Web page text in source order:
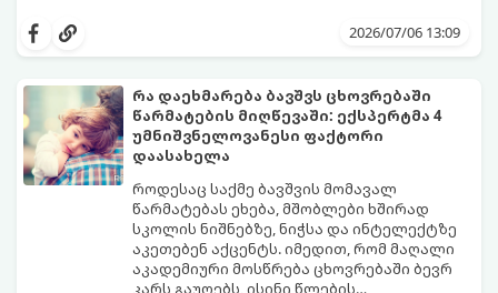
ტკენა, ოჯახის წევრებისთვის
გადაჭარბებული მოთხოვნები
-დანაშაულის განცდა შიგნიდან ფიტავს
ადამიანს და ართმევს მას აწმყოთი
ტკბობის უნარს.
დანაშაულის გრძნობას აქვს თავისი
საკუთარი თუ საზოგადოებრივი მორალური
კოდექსი. თუმცა, როდესაც ეს ემოცია
ქრონიკულ ფორმას იღებს, ის ნევროზულ,
ტოქსიკურ სინდრომად იქცევა.
გთავაზობთ პრაქტიკულ, ფსიქოლოგიურ
გზამკვლევს, თუ როგორ დაამუშაოთ
წარსულის შეცდომები და
გათავისუფლდეთ ამ მძიმე ტვირთისგან:
2026/07/06 13:09
რა დაეხმარება ბავშვს ცხოვრებაში
წარმატების მიღწევაში: ექსპერტმა 4
უმნიშვნელოვანესი ფაქტორი
დაასახელა
როდესაც საქმე ბავშვის მომავალ
წარმატებას ეხება, მშობლები ხშირად
სკოლის ნიშნებზე, ნიჭსა და ინტელექტზე
აკეთებენ აქცენტს. იმედით, რომ მაღალი
აკადემიური მოსწრება ცხოვრებაში ბევრ
კარს გაუღებს, ისინი წლების